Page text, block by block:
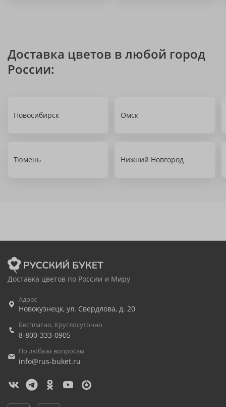
Доставка цветов в любой город
России:
Новосибирск Омск
Тюмень Нижний Новгород
Доставка цветов по России и Миру
Адрес
Новокузнецк, ул. Свердлова, д. 20
Бесплатно. Круглосуточно
8-800-333-0905
По любым вопросам
info@rus-buket.ru